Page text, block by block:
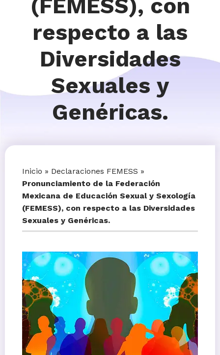
(FEMESS), con
respecto a las
Diversidades
Sexuales y
Genéricas.
Inicio » Declaraciones FEMESS »
Pronunciamiento de la Federación
Mexicana de Educación Sexual y Sexología
(FEMESS), con respecto a las Diversidades
Sexuales y Genéricas.